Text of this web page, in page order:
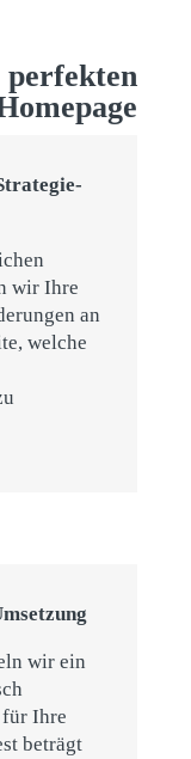
wir Ihre
an
welche
wir ein
Ihre
beträgt